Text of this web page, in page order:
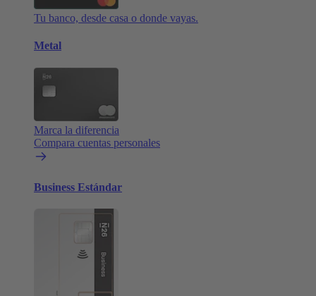
Tu banco, desde casa o donde vayas.
Metal
Marca la diferencia
Compara cuentas personales
Business Estándar